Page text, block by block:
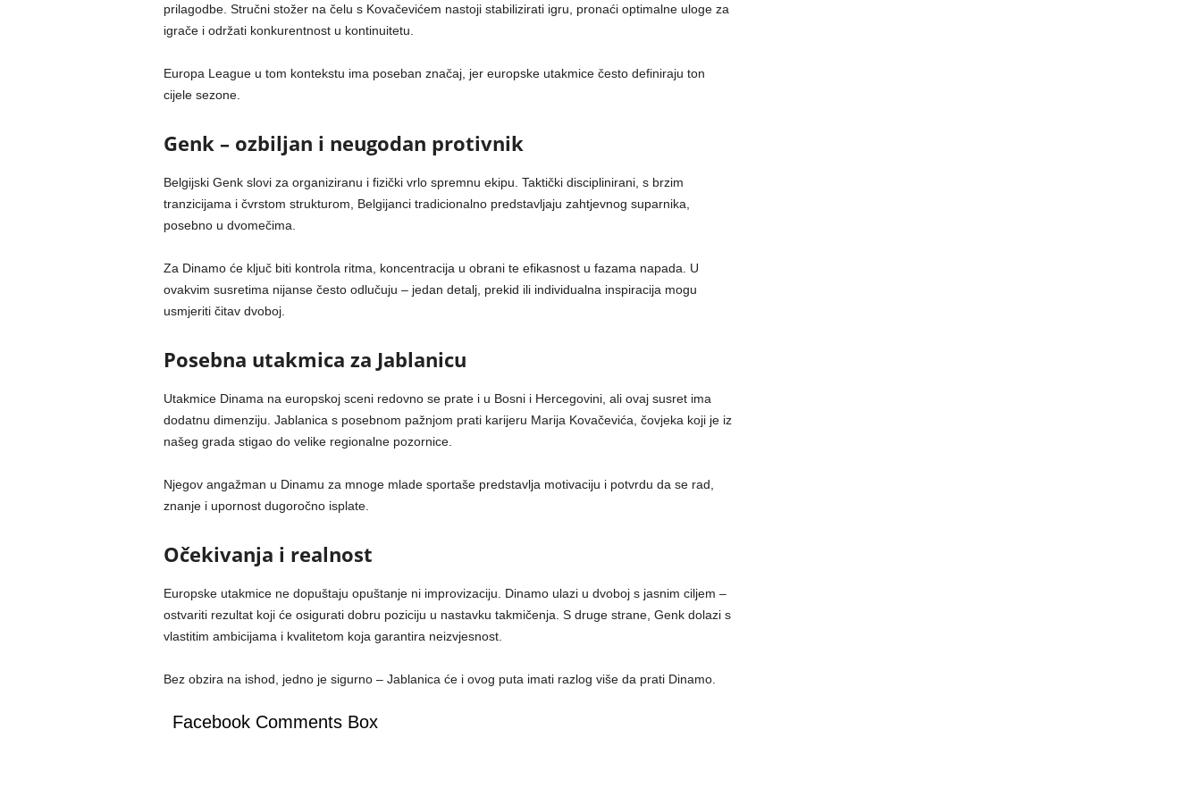
prilagodbe. Stručni stožer na čelu s Kovačevićem nastoji stabilizirati igru, pronaći optimalne uloge za
igrače i održati konkurentnost u kontinuitetu.
Europa League u tom kontekstu ima poseban značaj, jer europske utakmice često definiraju ton
cijele sezone.
Genk – ozbiljan i neugodan protivnik
Belgijski Genk slovi za organiziranu i fizički vrlo spremnu ekipu. Taktički disciplinirani, s brzim
tranzicijama i čvrstom strukturom, Belgijanci tradicionalno predstavljaju zahtjevnog suparnika,
posebno u dvomečima.
Za Dinamo će ključ biti kontrola ritma, koncentracija u obrani te efikasnost u fazama napada. U
ovakvim susretima nijanse često odlučuju – jedan detalj, prekid ili individualna inspiracija mogu
usmjeriti čitav dvoboj.
Posebna utakmica za Jablanicu
Utakmice Dinama na europskoj sceni redovno se prate i u Bosni i Hercegovini, ali ovaj susret ima
dodatnu dimenziju. Jablanica s posebnom pažnjom prati karijeru Marija Kovačevića, čovjeka koji je iz
našeg grada stigao do velike regionalne pozornice.
Njegov angažman u Dinamu za mnoge mlade sportaše predstavlja motivaciju i potvrdu da se rad,
znanje i upornost dugoročno isplate.
Očekivanja i realnost
Europske utakmice ne dopuštaju opuštanje ni improvizaciju. Dinamo ulazi u dvoboj s jasnim ciljem –
ostvariti rezultat koji će osigurati dobru poziciju u nastavku takmičenja. S druge strane, Genk dolazi s
vlastitim ambicijama i kvalitetom koja garantira neizvjesnost.
Bez obzira na ishod, jedno je sigurno – Jablanica će i ovog puta imati razlog više da prati Dinamo.
Facebook Comments Box